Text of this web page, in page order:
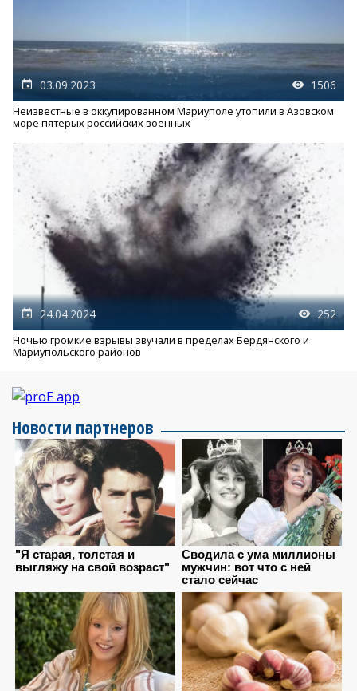
03.09.2023 1506
Неизвестные в оккупированном Мариуполе утопили в Азовском
море пятерых российских военных
24.04.2024 252
Ночью громкие взрывы звучали в пределах Бердянского и
Мариупольского районов
Новости партнеров